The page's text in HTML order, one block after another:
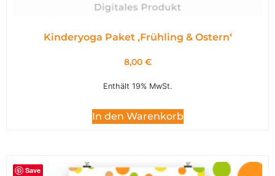
Kinderyoga Paket ,Frühling & Ostern‘
8,00 €
Enthält 19% MwSt.
In den Warenkorb
Save